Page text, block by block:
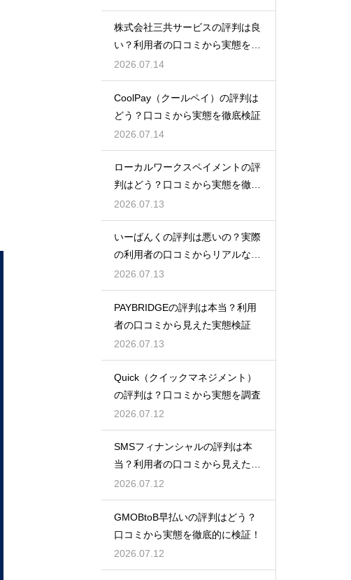
株式会社三共サービスの評判は良
い？利用者の口コミから実態を徹
底解説
2026.07.14
CoolPay（クールペイ）の評判は
どう？口コミから実態を徹底検証
2026.07.14
ローカルワークスペイメントの評
判はどう？口コミから実態を徹底
検証！
2026.07.13
いーばんくの評判は悪いの？実際
の利用者の口コミからリアルな実
態検証
2026.07.13
PAYBRIDGEの評判は本当？利用
者の口コミから見えた実態検証
2026.07.13
Quick（クイックマネジメント）
の評判は？口コミから実態を調査
2026.07.12
SMSフィナンシャルの評判は本
当？利用者の口コミから見えた実
態検証
2026.07.12
GMOBtoB早払いの評判はどう？
口コミから実態を徹底的に検証！
2026.07.12